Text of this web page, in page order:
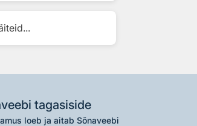
tagasiside
loeb ja aitab Sõnaveebi